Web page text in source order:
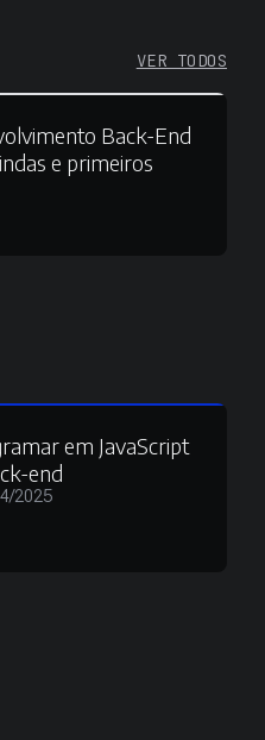
VER TODOS
Back-End
e primeiros
em JavaScript
end
2025